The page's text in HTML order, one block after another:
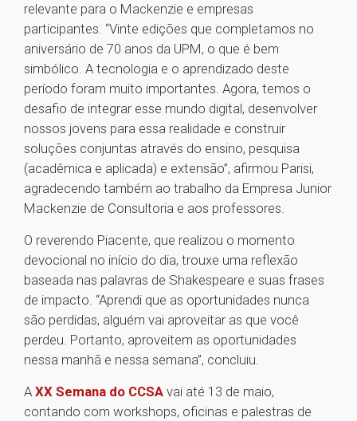
relevante para o Mackenzie e empresas
participantes. “Vinte edições que completamos no
aniversário de 70 anos da UPM, o que é bem
simbólico. A tecnologia e o aprendizado deste
período foram muito importantes. Agora, temos o
desafio de integrar esse mundo digital, desenvolver
nossos jovens para essa realidade e construir
soluções conjuntas através do ensino, pesquisa
(acadêmica e aplicada) e extensão”, afirmou Parisi,
agradecendo também ao trabalho da Empresa Junior
Mackenzie de Consultoria e aos professores.
O reverendo Piacente, que realizou o momento
devocional no início do dia, trouxe uma reflexão
baseada nas palavras de Shakespeare e suas frases
de impacto. “Aprendi que as oportunidades nunca
são perdidas, alguém vai aproveitar as que você
perdeu. Portanto, aproveitem as oportunidades
nessa manhã e nessa semana”, concluiu.
A XX Semana do CCSA vai até 13 de maio,
contando com workshops, oficinas e palestras de